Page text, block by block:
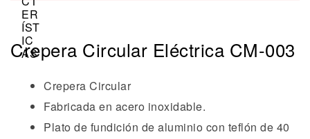
Crepera Circular Eléctrica CM-003
Crepera Circular
Fabricada en acero inoxidable.
Plato de fundición de aluminio con teflón de 40